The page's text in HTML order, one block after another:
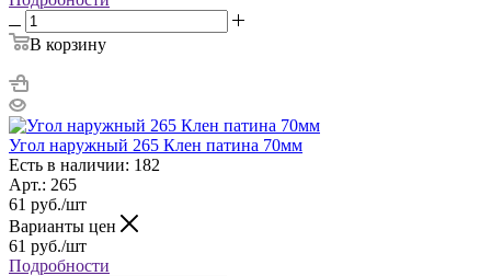
В корзину
Угол наружный 265 Клен патина 70мм
Есть в наличии: 182
Арт.: 265
61 руб./шт
Варианты цен
61 руб./шт
Подробности